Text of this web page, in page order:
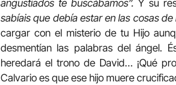
angustiados te buscábamos”. Y su
sabíais que debía estar en las cosas de
cargar con el misterio de tu Hijo
desmentían las palabras del ángel.
heredará el trono de David… ¡Qué
Calvario es que ese hijo muere